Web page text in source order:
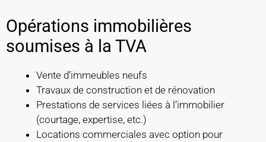
Opérations immobilières
soumises à la TVA
Vente d’immeubles neufs
Travaux de construction et de rénovation
Prestations de services liées à l’immobilier
(courtage, expertise, etc.)
Locations commerciales avec option pour